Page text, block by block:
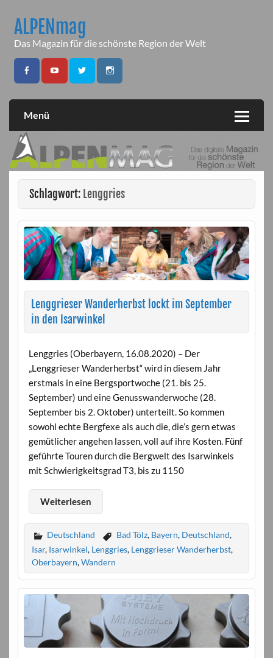
contentALPENmag
Das Magazin für die schönste Region der Welt
Menü
Schlagwort: Lenggries
Lenggrieser Wanderherbst lockt im September
in den Isarwinkel
Lenggries (Oberbayern, 16.08.2020) – Der
„Lenggrieser Wanderherbst“ wird in diesem Jahr
erstmals in eine Bergsportwoche (21. bis 25.
September) und eine Genusswanderwoche (28.
September bis 2. Oktober) unterteilt. So kommen
sowohl echte Bergfexe als auch die, die’s gern etwas
gemütlicher angehen lassen, voll auf ihre Kosten. Fünf
geführte Touren durch die Bergwelt des Isarwinkels
mit Schwierigkeitsgrad T3, bis zu 1150
Weiterlesen
Deutschland Bad Tölz, Bayern, Deutschland,
Isar, Isarwinkel, Lenggries, Lenggrieser Wanderherbst,
Oberbayern,Wandern